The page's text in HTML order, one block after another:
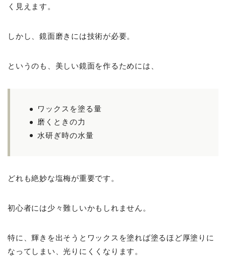
く見えます。
しかし、鏡面磨きには技術が必要。
というのも、美しい鏡面を作るためには、
ワックスを塗る量
磨くときの力
水研ぎ時の水量
どれも絶妙な塩梅が重要です。
初心者には少々難しいかもしれません。
特に、輝きを出そうとワックスを塗れば塗るほど厚塗りに
なってしまい、光りにくくなります。